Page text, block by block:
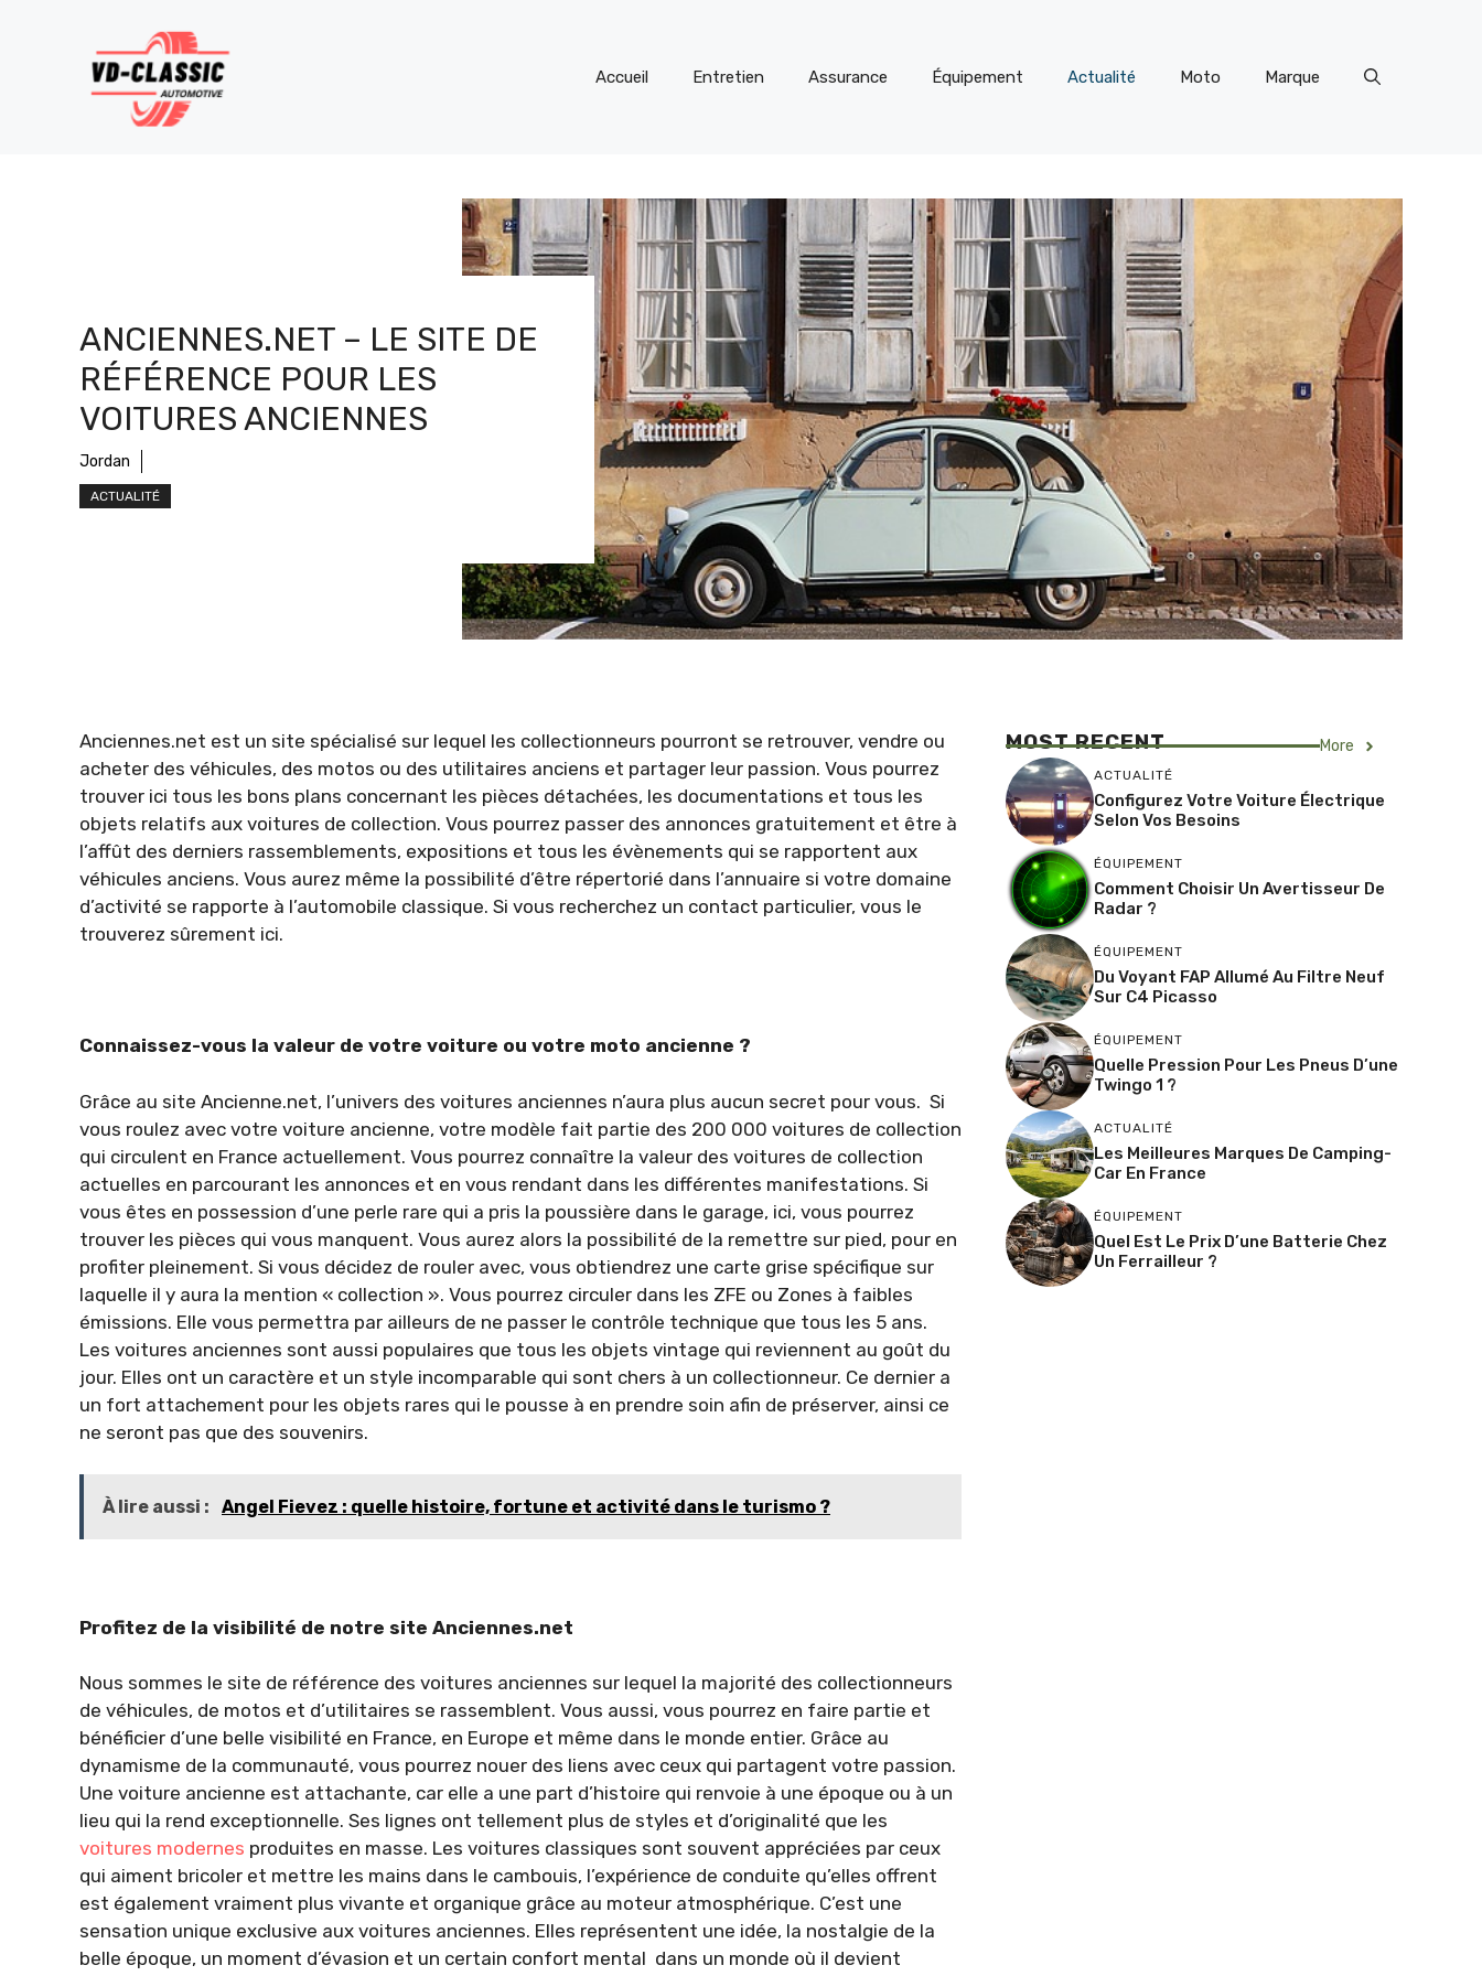
Accueil Entretien Assurance Équipement Actualité Moto Marque
ANCIENNES.NET – LE SITE DE
RÉFÉRENCE POUR LES
VOITURES ANCIENNES
Jordan
ACTUALITÉ
Anciennes.net est un site spécialisé sur lequel les collectionneurs pourront se retrouver, vendre ou
acheter des véhicules, des motos ou des utilitaires anciens et partager leur passion. Vous pourrez
trouver ici tous les bons plans concernant les pièces détachées, les documentations et tous les
objets relatifs aux voitures de collection. Vous pourrez passer des annonces gratuitement et être à
l’affût des derniers rassemblements, expositions et tous les évènements qui se rapportent aux
véhicules anciens. Vous aurez même la possibilité d’être répertorié dans l’annuaire si votre domaine
d’activité se rapporte à l’automobile classique. Si vous recherchez un contact particulier, vous le
trouverez sûrement ici.
Connaissez-vous la valeur de votre voiture ou votre moto ancienne ?
Grâce au site Ancienne.net, l’univers des voitures anciennes n’aura plus aucun secret pour vous. Si
vous roulez avec votre voiture ancienne, votre modèle fait partie des 200 000 voitures de collection
qui circulent en France actuellement. Vous pourrez connaître la valeur des voitures de collection
actuelles en parcourant les annonces et en vous rendant dans les différentes manifestations. Si
vous êtes en possession d’une perle rare qui a pris la poussière dans le garage, ici, vous pourrez
trouver les pièces qui vous manquent. Vous aurez alors la possibilité de la remettre sur pied, pour en
profiter pleinement. Si vous décidez de rouler avec, vous obtiendrez une carte grise spécifique sur
laquelle il y aura la mention « collection ». Vous pourrez circuler dans les ZFE ou Zones à faibles
émissions. Elle vous permettra par ailleurs de ne passer le contrôle technique que tous les 5 ans.
Les voitures anciennes sont aussi populaires que tous les objets vintage qui reviennent au goût du
jour. Elles ont un caractère et un style incomparable qui sont chers à un collectionneur. Ce dernier a
un fort attachement pour les objets rares qui le pousse à en prendre soin afin de préserver, ainsi ce
ne seront pas que des souvenirs.
À lire aussi : Angel Fievez : quelle histoire, fortune et activité dans le turismo ?
Profitez de la visibilité de notre site Anciennes.net
Nous sommes le site de référence des voitures anciennes sur lequel la majorité des collectionneurs
de véhicules, de motos et d’utilitaires se rassemblent. Vous aussi, vous pourrez en faire partie et
bénéficier d’une belle visibilité en France, en Europe et même dans le monde entier. Grâce au
dynamisme de la communauté, vous pourrez nouer des liens avec ceux qui partagent votre passion.
Une voiture ancienne est attachante, car elle a une part d’histoire qui renvoie à une époque ou à un
lieu qui la rend exceptionnelle. Ses lignes ont tellement plus de styles et d’originalité que les
voitures modernes produites en masse. Les voitures classiques sont souvent appréciées par ceux
qui aiment bricoler et mettre les mains dans le cambouis, l’expérience de conduite qu’elles offrent
est également vraiment plus vivante et organique grâce au moteur atmosphérique. C’est une
sensation unique exclusive aux voitures anciennes. Elles représentent une idée, la nostalgie de la
belle époque, un moment d’évasion et un certain confort mental dans un monde où il devient
MOST RECENT More
ACTUALITÉ
Configurez Votre Voiture Électrique
Selon Vos Besoins
ÉQUIPEMENT
Comment Choisir Un Avertisseur De
Radar ?
ÉQUIPEMENT
Du Voyant FAP Allumé Au Filtre Neuf
Sur C4 Picasso
ÉQUIPEMENT
Quelle Pression Pour Les Pneus D’une
Twingo 1 ?
ACTUALITÉ
Les Meilleures Marques De Camping-
Car En France
ÉQUIPEMENT
Quel Est Le Prix D’une Batterie Chez
Un Ferrailleur ?